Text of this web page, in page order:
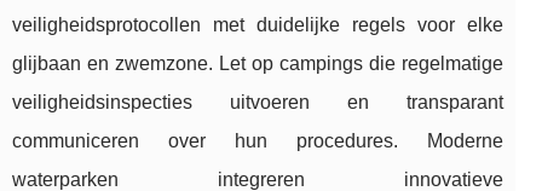
veiligheidsprotocollen met duidelijke regels voor elke
glijbaan en zwemzone. Let op campings die regelmatige
veiligheidsinspecties uitvoeren en transparant
communiceren over hun procedures. Moderne
waterparken integreren innovatieve